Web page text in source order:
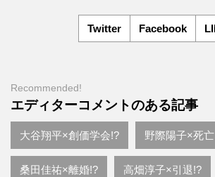
Twitter Facebook
Recommended!
エディターコメントのある記事
大谷翔平×創価学会!? 野際陽子×死
桑田佳祐×離婚!? 高畑淳子×引退!?